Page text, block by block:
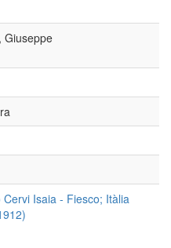
Giuseppe
Cervi Isaia - Fiesco; Itàlia